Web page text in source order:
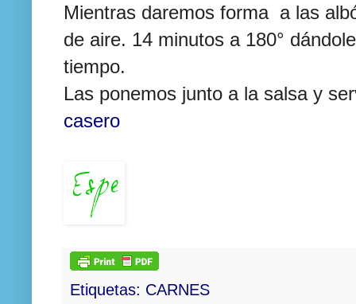
Mientras daremos forma a las
de aire. 14 minutos a 180°
tiempo.
Las ponemos junto a la salsa y
casero
Etiquetas: CARNES